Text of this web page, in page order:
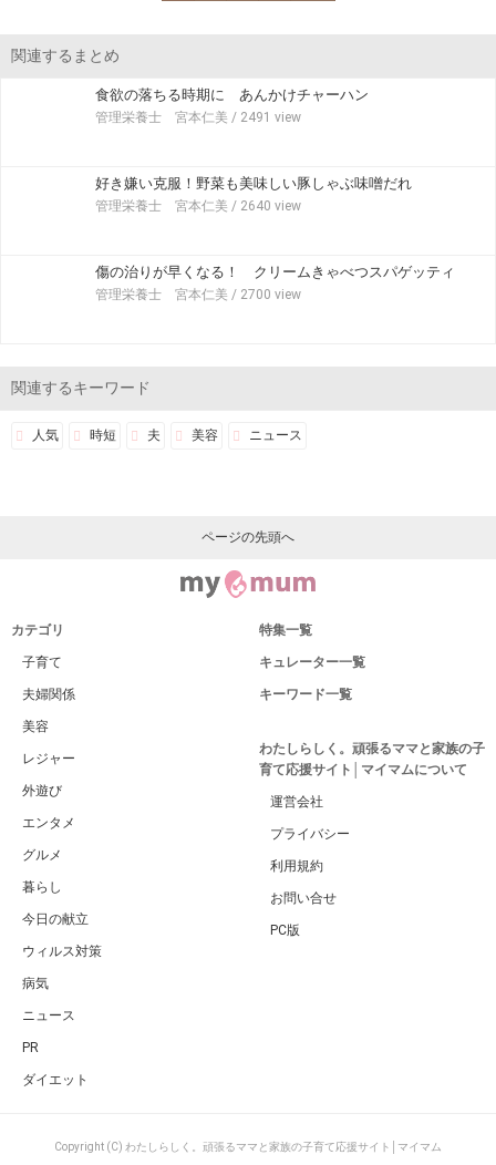
関連するまとめ
食欲の落ちる時期に あんかけチャーハン
管理栄養士 宮本仁美 / 2491 view
好き嫌い克服！野菜も美味しい豚しゃぶ味噌だれ
管理栄養士 宮本仁美 / 2640 view
傷の治りが早くなる！ クリームきゃべつスパゲッティ
管理栄養士 宮本仁美 / 2700 view
関連するキーワード
人気 時短 夫 美容 ニュース
ページの先頭へ
カテゴリ
子育て
夫婦関係
美容
レジャー
外遊び
エンタメ
グルメ
暮らし
今日の献立
ウィルス対策
病気
ニュース
PR
ダイエット
特集一覧
キュレーター一覧
キーワード一覧
わたしらしく。頑張るママと家族の子
育て応援サイト│マイマムについて
運営会社
プライバシー
利用規約
お問い合せ
PC版
Copyright (C) わたしらしく。頑張るママと家族の子育て応援サイト│マイマム